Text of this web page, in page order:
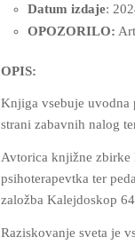
Datum izdaje:
OPOZORILO:
OPIS:
Knjiga vsebuje uvodna
strani zabavnih nalog
Avtorica knjižne zbirke
psihoterapevtka ter
založba Kalejdoskop
Raziskovanje sveta je